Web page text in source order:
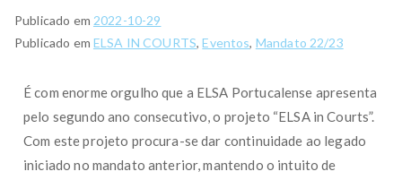
Publicado em 2022-10-29
Publicado em ELSA IN COURTS,Eventos, Mandato 22/23
É com enorme orgulho que a ELSA Portucalense apresenta
pelo segundo ano consecutivo, o projeto “ELSA in Courts”.
Com este projeto procura-se dar continuidade ao legado
iniciado no mandato anterior, mantendo o intuito de